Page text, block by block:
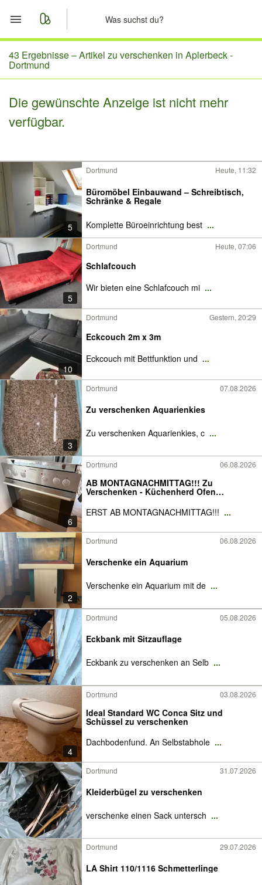
Start
Merkliste
Nachrichten
43 Ergebnisse –Artikel zu verschenken in Aplerbeck -
Dortmund
Die gewünschte Anzeige ist nicht mehr
verfügbar.
5
Dortmund Heute, 11:32
Büromöbel Einbauwand – Schreibtisch,
Schränke & Regale
Komplette Büroeinrichtung best ...
5
Dortmund Heute, 07:06
Schlafcouch
Wir bieten eine Schlafcouch mi ...
10
Dortmund Gestern, 20:29
Eckcouch 2m x 3m
Eckcouch mit Bettfunktion und ...
3
Dortmund 07.08.2026
Zu verschenken Aquarienkies
Zu verschenken Aquarienkies, c ...
6
Dortmund 06.08.2026
AB MONTAGNACHMITTAG!!! Zu
Verschenken - Küchenherd Ofen
ERST AB MONTAGNACHMITTAG!!! ...
2
Dortmund 06.08.2026
Verschenke ein Aquarium
Verschenke ein Aquarium mit de ...
Dortmund 05.08.2026
Eckbank mit Sitzauflage
Eckbank zu verschenken an Selb ...
4
Dortmund 03.08.2026
Ideal Standard WC Conca Sitz und
Schüssel zu verschenken
Dachbodenfund. An Selbstabhole ...
Dortmund 31.07.2026
Kleiderbügel zu verschenken
verschenke einen Sack untersch ...
Dortmund 29.07.2026
LA Shirt 110/1116 Schmetterlinge